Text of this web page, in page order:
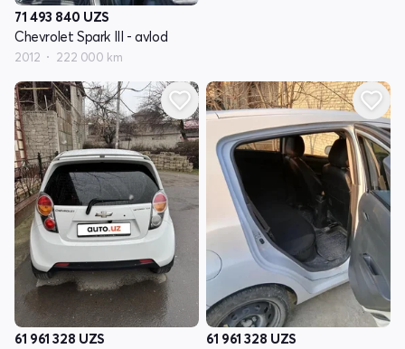
71 493 840 UZS
Chevrolet Spark III - avlod
2012 222 000 km
61 961 328 UZS
61 961 328 UZS